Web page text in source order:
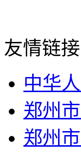
友情链接
中华
郑州
郑州